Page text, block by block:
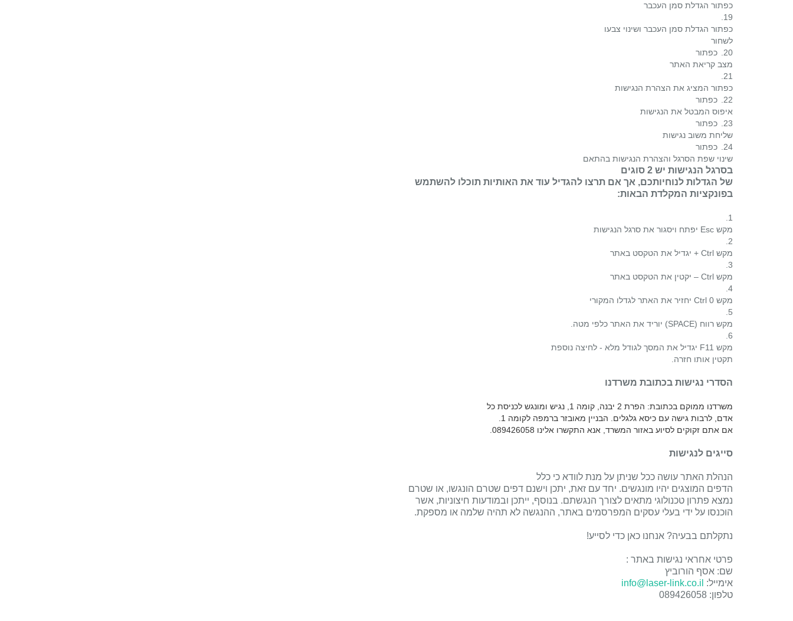
כפתור הגדלת סמן העכבר
19.
כפתור הגדלת סמן העכבר ושינוי צבעו
לשחור
20.
כפתור
מצב קריאת האתר
21.
כפתור המציג את הצהרת הנגישות
22.
כפתור
איפוס המבטל את הנגישות
23.
כפתור
שליחת משוב נגישות
24.
כפתור
שינוי שפת הסרגל והצהרת הנגישות בהתאם
בסרגל הנגישות יש 2 סוגים
של הגדלות לנוחיותכם, אך אם תרצו להגדיל עוד את האותיות תוכלו להשתמש
בפונקציות המקלדת הבאות:
1.
מקש Esc יפתח ויסגור את סרגל הנגישות
2.
מקש Ctrl + יגדיל את הטקסט באתר
3.
מקש Ctrl – יקטין את הטקסט באתר
4.
מקש Ctrl 0 יחזיר את האתר לגדלו המקורי
5.
מקש רווח (SPACE) יוריד את האתר כלפי מטה.
6.
מקש F11 יגדיל את המסך לגודל מלא - לחיצה נוספת
תקטין אותו חזרה.
הסדרי נגישות בכתובת משרדנו
משרדנו ממוקם בכתובת: הפרת 2 יבנה, קומה 1, נגיש ומונגש לכניסת כל
אדם, לרבות גישה עם כיסא גלגלים. הבניין מאובזר ברמפה לקומה 1.
אם אתם זקוקים לסיוע באזור המשרד, אנא התקשרו אלינו 089426058.
סייגים לנגישות
הנהלת האתר עושה ככל שניתן על מנת לוודא כי כלל
הדפים המוצגים יהיו מונגשים. יחד עם זאת, יתכן וישנם דפים שטרם הונגשו, או שטרם
נמצא פתרון טכנולוגי מתאים לצורך הנגשתם. בנוסף, ייתכן ובמודעות חיצוניות, אשר
הוכנסו על ידי בעלי עסקים המפרסמים באתר, ההנגשה לא תהיה שלמה או מספקת.
נתקלתם בבעיה? אנחנו כאן כדי לסייע!
פרטי אחראי נגישות באתר :
שם: אסף הורוביץ
אימייל: info@laser-link.co.il
טלפון: 089426058